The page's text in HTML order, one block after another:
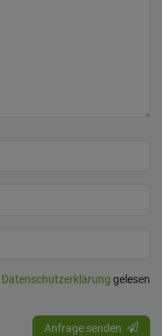
Daten­schutz­erklärung gelesen
Anfrage senden